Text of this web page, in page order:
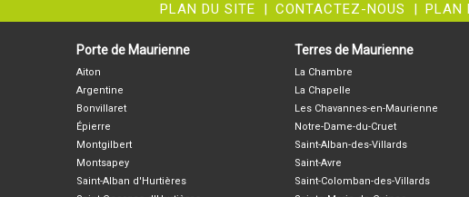
PLAN DU SITE | CONTACTEZ-NOUS | PLAN
Porte de Maurienne
Aiton
Argentine
Bonvillaret
Épierre
Montgilbert
Montsapey
Saint-Alban d'Hurtières
Terres de Maurienne
La Chambre
La Chapelle
Les Chavannes-en-Maurienne
Notre-Dame-du-Cruet
Saint-Alban-des-Villards
Saint-Avre
Saint-Colomban-des-Villards